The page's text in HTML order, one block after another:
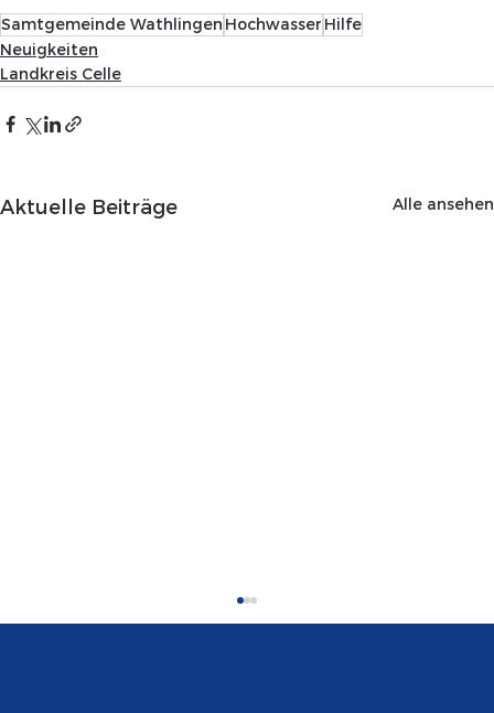
Samtgemeinde Wathlingen Hochwasser Hilfe
Neuigkeiten
Landkreis Celle
Aktuelle Beiträge Alle ansehen